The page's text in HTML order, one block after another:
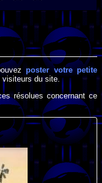
poster votre petite
du site.
résolues concernant ce